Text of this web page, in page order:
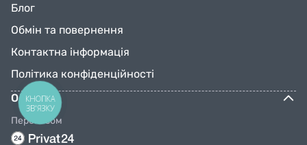
Блог
Обмін та повернення
Контактна інформація
Політика конфіденційності
ОПЛАТА
Переказом
КНОПКА
ЗВ'ЯЗКУ